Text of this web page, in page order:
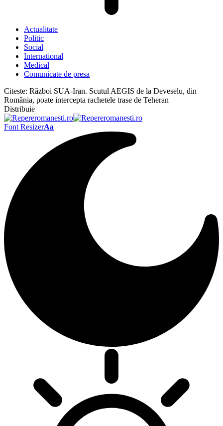
Actualitate
Politic
Social
International
Medical
Comunicate de presa
Citeste: Război SUA-Iran. Scutul AEGIS de la Deveselu, din
România, poate intercepta rachetele trase de Teheran
Distribuie
Font ResizerAa